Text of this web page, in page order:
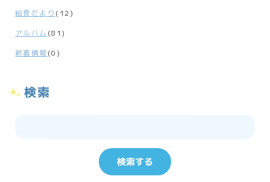
給食だより (12)
アルバム (81)
新着情報 (0)
検索